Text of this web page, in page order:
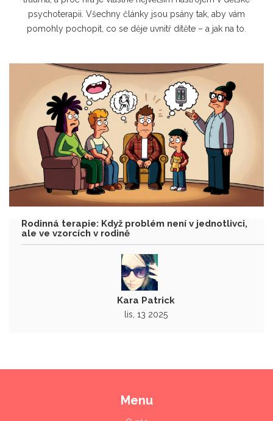
psychoterapii. Všechny články jsou psány tak, aby vám
pomohly pochopit, co se děje uvnitř dítěte – a jak na to.
Rodinná terapie: Když problém není v jednotlivci,
ale ve vzorcích v rodině
Kara Patrick
lis, 13 2025
Menu